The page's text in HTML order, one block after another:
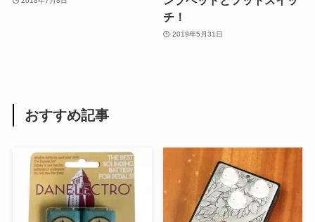
チ！
2019年5月31日
おすすめ記事